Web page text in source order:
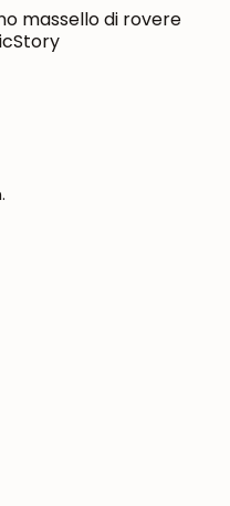
massello di rovere